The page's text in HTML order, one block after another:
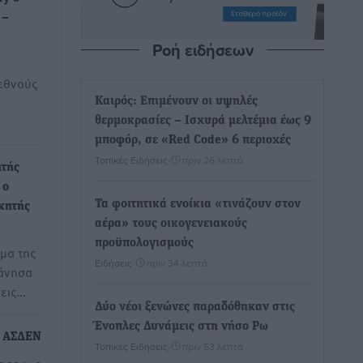
της
ΑΣΔΕΝ
Ροή ειδήσεων
Καιρός: Επιμένουν οι υψηλές
θερμοκρασίες – Ισχυρά μελτέμια έως 9
μποφόρ, σε «Red Code» 6 περιοχές
Τοπικές Ειδήσεις πριν 26 λεπτά
Τα φοιτητικά ενοίκια «τινάζουν στον
αέρα» τους οικογενειακούς
προϋπολογισμούς
Ειδήσεις πριν 34 λεπτά
Δύο νέοι ξενώνες παραδόθηκαν στις
Ένοπλες Δυνάμεις στη νήσο Ρω
Τοπικές Ειδήσεις πριν 53 λεπτά